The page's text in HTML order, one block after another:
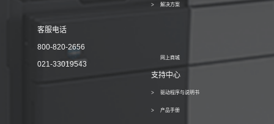
客服电话
800-820-2656
021-33019543
解决方案
网上商城
支持中心
驱动程序与说明书
产品手册